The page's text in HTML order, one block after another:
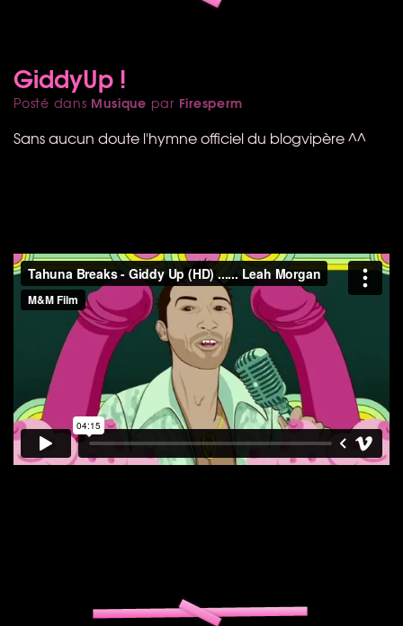
GiddyUp !
Posté dans Musique par Firesperm
Sans aucun doute l'hymne officiel du blogvipère ^^